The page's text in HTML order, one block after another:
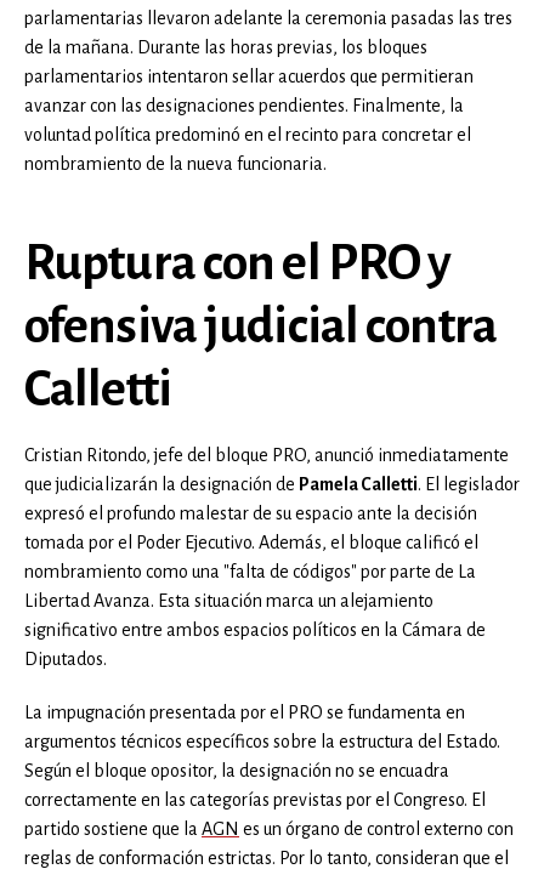
parlamentarias llevaron adelante la ceremonia pasadas las tres
de la mañana. Durante las horas previas, los bloques
parlamentarios intentaron sellar acuerdos que permitieran
avanzar con las designaciones pendientes. Finalmente, la
voluntad política predominó en el recinto para concretar el
nombramiento de la nueva funcionaria.
Ruptura con el PRO y
ofensiva judicial contra
Calletti
Cristian Ritondo, jefe del bloque PRO, anunció inmediatamente
que judicializarán la designación de Pamela Calletti. El legislador
expresó el profundo malestar de su espacio ante la decisión
tomada por el Poder Ejecutivo. Además, el bloque calificó el
nombramiento como una "falta de códigos" por parte de La
Libertad Avanza. Esta situación marca un alejamiento
significativo entre ambos espacios políticos en la Cámara de
Diputados.
La impugnación presentada por el PRO se fundamenta en
argumentos técnicos específicos sobre la estructura del Estado.
Según el bloque opositor, la designación no se encuadra
correctamente en las categorías previstas por el Congreso. El
partido sostiene que la AGN es un órgano de control externo con
reglas de conformación estrictas. Por lo tanto, consideran que el